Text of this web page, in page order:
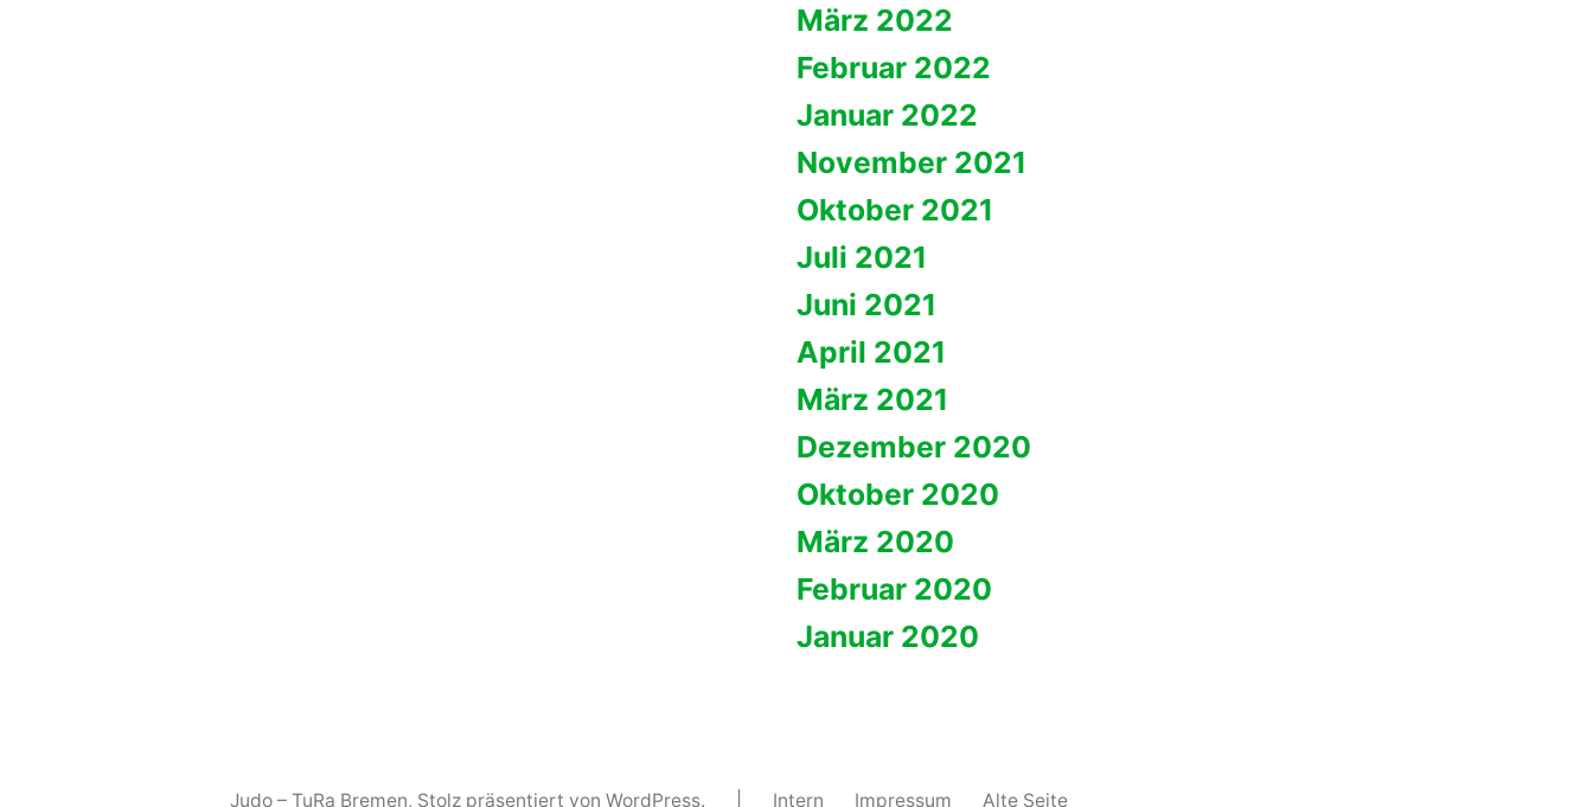
März 2022
Februar 2022
Januar 2022
November 2021
Oktober 2021
Juli 2021
Juni 2021
April 2021
März 2021
Dezember 2020
Oktober 2020
März 2020
Februar 2020
Januar 2020
Judo – TuRa Bremen, Stolz präsentiert von WordPress. Intern Impressum Alte Seite